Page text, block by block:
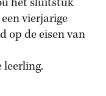
vierjarige
op de eisen van
leerling.